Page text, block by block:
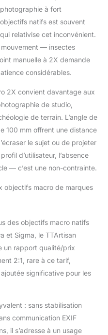
à fort
natifs est souvent
relativise cet inconvénient.
mouvement — insectes
manuelle à 2X demande
considérables.
2X convient davantage aux
de studio,
de terrain. L’angle de
100 mm offrent une distance
le sujet ou de projeter
d’utilisateur, l’absence
— c’est une non-contrainte.
macro de marques
des objectifs macro natifs
et Sigma, le TTArtisan
un rapport qualité/prix
2:1, rare à ce tarif,
significative pour les
: sans stabilisation
communication EXIF
il s’adresse à un usage